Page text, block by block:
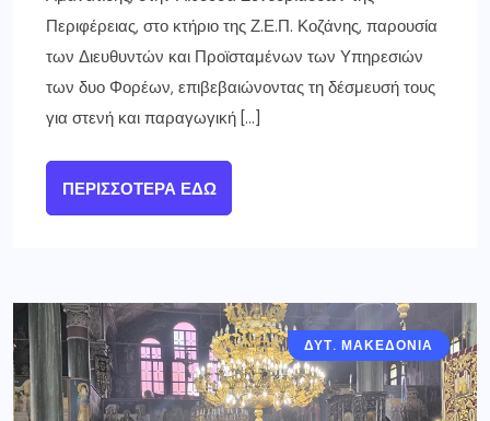
Περιφέρειας, στο κτήριο της Ζ.Ε.Π. Κοζάνης, παρουσία
των Διευθυντών και Προϊσταμένων των Υπηρεσιών
των δυο Φορέων, επιβεβαιώνοντας τη δέσμευσή τους
για στενή και παραγωγική […]
ΠΕΡΙΣΣΌΤΕΡΑ ΕΔΏ
ΓΡΕΒΕΝΑ
ΔΥΤ. ΜΑΚΕΔΟΝΙΑ